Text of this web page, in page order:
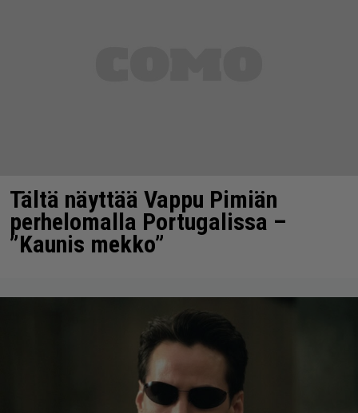
Tältä näyttää Vappu Pimiän
perhelomalla Portugalissa –
”Kaunis mekko”